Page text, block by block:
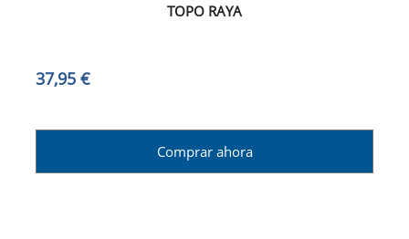
TOPO RAYA
37,95 €
Comprar ahora